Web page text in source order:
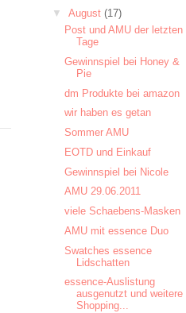
▼ August (17)
Post und AMU der letzten
Tage
Gewinnspiel bei Honey &
Pie
dm Produkte bei amazon
wir haben es getan
Sommer AMU
EOTD und Einkauf
Gewinnspiel bei Nicole
AMU 29.06.2011
viele Schaebens-Masken
AMU mit essence Duo
Swatches essence
Lidschatten
essence-Auslistung
ausgenutzt und weitere
Shopping...